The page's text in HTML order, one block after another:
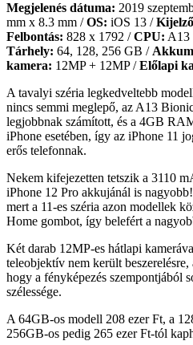
Megjelenés dátuma: 2019
mm x 8.3 mm /OS: iOS 13 /
Felbontás: 828 x 1792 /CPU: A13
Tárhely: 64, 128, 256 GB /
kamera: 12MP + 12MP /Előlapi
A tavalyi széria legkedveltebb
nincs semmi meglepő, az A13
legjobbnak számított, és a 4GB
iPhone esetében, így az iPhone 11
erős telefonnak.
Nekem kifejezetten tetszik a 3110
iPhone 12 Pro akkujánál is
mert a 11-es széria azon modellek
Home gombot, így belefért a
Két darab 12MP-es hátlapi
teleobjektív nem került
hogy a fényképezés szempontjából
szélessége.
A 64GB-os modell 208 ezer Ft, a
256GB-os pedig 265 ezer Ft-tól